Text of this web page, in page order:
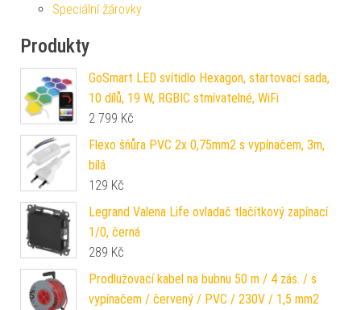
Speciální žárovky
Produkty
GoSmart LED svítidlo Hexagon, startovací sada,
10 dílů, 19 W, RGBIC stmívatelné, WiFi
2 799 Kč
Flexo šňůra PVC 2x 0,75mm2 s vypínačem, 3m,
bílá
129 Kč
Legrand Valena Life ovladač tlačítkový zapínací
1/0, černá
289 Kč
Prodlužovací kabel na bubnu 50 m / 4 zás. / s
vypínačem / červený / PVC / 230V / 1,5 mm2